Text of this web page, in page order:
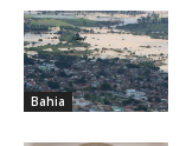
Bahia